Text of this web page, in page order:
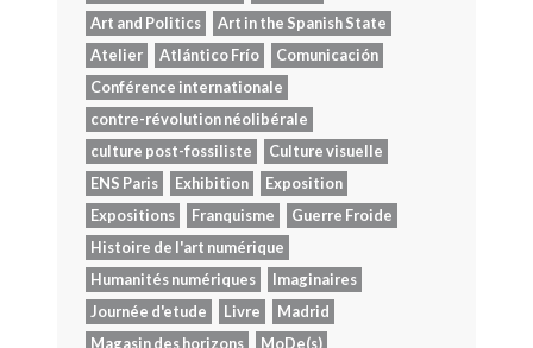
Art and Politics
Art in the Spanish State
Atelier
Atlántico Frío
Comunicación
Conférence internationale
contre-révolution néolibérale
culture post-fossiliste
Culture visuelle
ENS Paris
Exhibition
Exposition
Expositions
Franquisme
Guerre Froide
Histoire de l'art numérique
Humanités numériques
Imaginaires
Journée d'etude
Livre
Madrid
Magasin des horizons
MoDe(s)